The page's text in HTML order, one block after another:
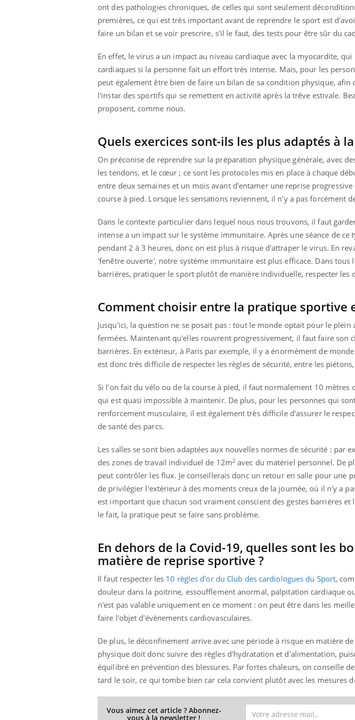
ont des pathologies chroniques, de celles qui sont seulement
premières, ce qui est très important avant de reprendre le sport est
faire un bilan et se voir prescrire, s'il le faut, des tests pour être sûr du
En effet, le virus a un impact au niveau cardiaque avec la myocardite,
cardiaques si la personne fait un effort très intense. Mais, pour les
peut également être bien de faire un bilan de sa condition physique, afin
l'instar des sportifs qui se remettent en activité après la trêve estivale.
proposent, comme nous.
Quels exercices sont-ils les plus adaptés à
On préconise de reprendre sur la préparation physique générale, avec
les tendons, et le cœur ; ce sont les protocoles mis en place à chaque
entre deux semaines et un mois avant d'entamer une reprise
course à pied. Lorsque les sensations reviennent, il n'y a pas forcément
Dans le contexte particulier dans lequel nous nous trouvons, il faut
intense a un impact sur le système immunitaire. Après une séance de ce
pendant 2 à 3 heures, donc on est plus à risque d'attraper le virus. En
'fenêtre ouverte', notre système immunitaire est plus efficace. Dans tous
barrières, pratiquer le sport plutôt de manière individuelle, respecter les
Comment choisir entre la pratique sportive
Jusqu'ici, la question ne se posait pas : tout le monde optait pour le plein
fermées. Maintenant qu'elles rouvrent progressivement, il faut faire son
barrières. En extérieur, à Paris par exemple, il y a énormément de
est donc très difficile de respecter les règles de sécurité, entre les
Si l'on fait du vélo ou de la course à pied, il faut normalement 10 mètres
qui est quasi impossible à maintenir. De plus, pour les personnes qui
renforcement musculaire, il est également très difficile d'assurer le
de santé des parcs.
Les salles se sont bien adaptées aux nouvelles normes de sécurité : par
des zones de travail individuel de 12m2avec du matériel personnel. De
peut contrôler les flux. Je conseillerais donc un retour en salle pour une
de privilégier l'extérieur à des moments creux de la journée, où il n'y a
est important que chacun soit vraiment conscient des gestes barrières
le fait, la pratique peut se faire sans problème.
En dehors de la Covid-19, quelles sont les
matière de reprise sportive ?
Il faut respecter les 10 règles d'or du Club des cardiologues du Sport,
douleur dans la poitrine, essoufflement anormal, palpitation cardiaque
n'est pas valable uniquement en ce moment : on peut être dans les
faire l'objet d'évènements cardiovasculaires.
De plus, le déconfinement arrive avec une période à risque en matière
physique doit donc suivre des règles d'hydratation et d'alimentation,
équilibré en prévention des blessures. Par fortes chaleurs, on conseille
tard le soir, ce qui tombe bien car cela convient plutôt avec les mesures
Vous aimez cet article ? Abonnez-
vous à la newsletter !